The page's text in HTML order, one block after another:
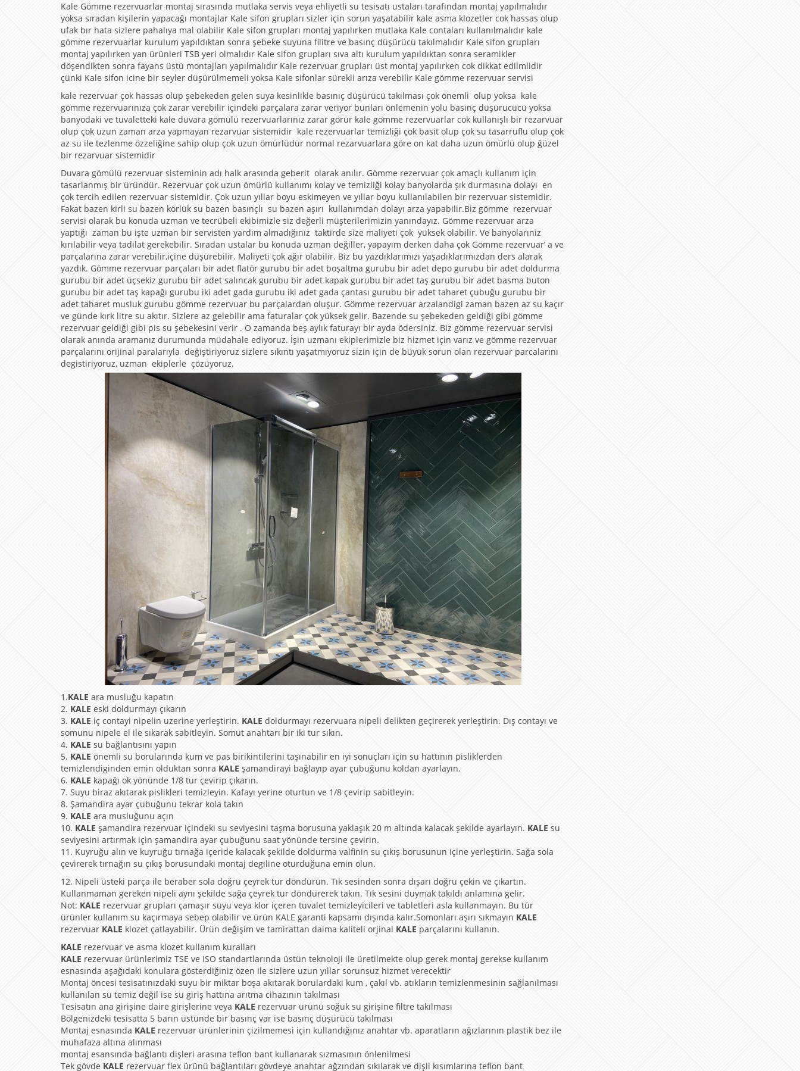
Kale Gömme rezervuarlar montaj sırasında mutlaka servis veya ehliyetli su tesisatı ustaları tarafından montaj yapılmalıdır
yoksa sıradan kişilerin yapacağı montajlar Kale sifon grupları sizler için sorun yaşatabilir kale asma klozetler cok hassas olup
ufak bır hata sizlere pahalıya mal olabilir Kale sifon grupları montaj yapılırken mutlaka Kale contaları kullanılmalıdır kale
gömme rezervuarlar kurulum yapıldıktan sonra şebeke suyuna filitre ve basınç düşürücü takılmalıdır Kale sifon grupları
montaj yapılırken yan ürünleri TSB yeri olmalıdır Kale sifon grupları sıva altı kurulum yapıldıktan sonra seramikler
döşendikten sonra fayans üstü montajları yapılmalıdır Kale rezervuar grupları üst montaj yapılırken cok dikkat edilmlidir
çünki Kale sifon icine bir seyler düşürülmemeli yoksa Kale sifonlar sürekli arıza verebilir Kale gömme rezervuar servisi
kale rezervuar çok hassas olup şebekeden gelen suya kesinlikle basınıç düşürücü takılması çok önemli olup yoksa kale
gömme rezervuarınıza çok zarar verebilir içindeki parçalara zarar veriyor bunları önlemenin yolu basınç düşürucücü yoksa
banyodaki ve tuvaletteki kale duvara gömülü rezervuarlarınız zarar görür kale gömme rezervuarlar cok kullanışlı bir rezarvuar
olup çok uzun zaman arza yapmayan rezarvuar sistemidir kale rezervuarlar temizliği çok basit olup çok su tasarruflu olup çok
az su ile tezlenme özzeliğine sahip olup çok uzun ömürlüdür normal rezarvuarlara göre on kat daha uzun ömürlü olup ğüzel
bir rezarvuar sistemidir
Duvara gömülü rezervuar sisteminin adı halk arasında geberit olarak anılır. Gömme rezervuar çok amaçlı kullanım için
tasarlanmış bir üründür. Rezervuar çok uzun ömürlü kullanımı kolay ve temizliği kolay banyolarda şık durmasına dolayı en
çok tercih edilen rezervuar sistemidir. Çok uzun yıllar boyu eskimeyen ve yıllar boyu kullanılabilen bir rezervuar sistemidir.
Fakat bazen kirli su bazen körlük su bazen basınçlı su bazen aşırı kullanımdan dolayı arza yapabilir.Biz gömme rezervuar
servisi olarak bu konuda uzman ve tecrübeli ekibimizle siz değerli müşterilerimizin yanındayız. Gömme rezervuar arza
yaptığı zaman bu işte uzman bir servisten yardım almadığınız taktirde size maliyeti çok yüksek olabilir. Ve banyolarıniz
kırılabilir veya tadilat gerekebilir. Sıradan ustalar bu konuda uzman değiller, yapayım derken daha çok Gömme rezervuar’ a ve
parçalarına zarar verebilir,içine düşürebilir. Maliyeti çok ağır olabilir. Biz bu yazdıklarımızı yaşadıklarımızdan ders alarak
yazdık. Gömme rezervuar parçaları bir adet flatör gurubu bir adet boşaltma gurubu bir adet depo gurubu bir adet doldurma
gurubu bir adet üçsekiz gurubu bir adet salıncak gurubu bir adet kapak gurubu bir adet taş gurubu bir adet basma buton
gurubu bir adet taş kapağı gurubu iki adet gada gurubu iki adet gada çantası gurubu bir adet taharet çubuğu gurubu bir
adet taharet musluk gurubu gömme rezervuar bu parçalardan oluşur. Gömme rezervuar arzalandigi zaman bazen az su kaçır
ve günde kırk litre su akıtır. Sizlere az gelebilir ama faturalar çok yüksek gelir. Bazende su şebekeden geldiği gibi gömme
rezervuar geldiği gibi pis su şebekesini verir . O zamanda beş aylık faturayı bir ayda ödersiniz. Biz gömme rezervuar servisi
olarak anında aramanız durumunda müdahale ediyoruz. İşin uzmanı ekiplerimizle biz hizmet için varız ve gömme rezervuar
parçalarını orijinal paralarıyla değiştiriyoruz sizlere sıkıntı yaşatmıyoruz sizin için de büyük sorun olan rezervuar parcalarını
degistiriyoruz, uzman ekiplerle çözüyoruz.
1.KALE ara musluğu kapatın
2. KALE eski doldurmayı çıkarın
3. KALE iç contayi nipelin uzerine yerleştirin. KALE doldurmayı rezervuara nipeli delikten geçirerek yerleştirin. Dış contayı ve
somunu nipele el ile sıkarak sabitleyin. Somut anahtarı bir iki tur sıkın.
4. KALE su bağlantısını yapın
5. KALE önemli su borularında kum ve pas birikintilerini taşınabilir en iyi sonuçları için su hattının pisliklerden
temizlendiginden emin olduktan sonra KALE şamandirayi bağlayıp ayar çubuğunu koldan ayarlayın.
6. KALE kapağı ok yönünde 1/8 tur çevirip çıkarın.
7. Suyu biraz akıtarak pislikleri temizleyin. Kafayı yerine oturtun ve 1/8 çevirip sabitleyin.
8. Şamandira ayar çubuğunu tekrar kola takın
9. KALE ara musluğunu açın
10. KALE şamandira rezervuar içindeki su seviyesini taşma borusuna yaklaşık 20 m altında kalacak şekilde ayarlayın. KALE su
seviyesini artırmak için şamandira ayar çubuğunu saat yönünde tersine çevirin.
11. Kuyruğu alın ve kuyruğu tırnağa içeride kalacak şekilde doldurma valfinin su çıkış borusunun içine yerleştirin. Sağa sola
çevirerek tırnağın su çıkış borusundaki montaj degiline oturduğuna emin olun.
12. Nipeli üsteki parça ile beraber sola doğru çeyrek tur döndürün. Tık sesinden sonra dışarı doğru çekin ve çıkartın.
Kullanmaman gereken nipeli aynı şekilde sağa çeyrek tur döndürerek takın. Tık sesini duymak takıldı anlamına gelir.
Not: KALE rezervuar grupları çamaşır suyu veya klor içeren tuvalet temizleyicileri ve tabletleri asla kullanmayın. Bu tür
ürünler kullanım su kaçırmaya sebep olabilir ve ürün KALE garanti kapsamı dışında kalır.Somonları aşırı sıkmayın KALE
rezervuar KALE klozet çatlayabilir. Ürün değişim ve tamirattan daima kaliteli orjinal KALE parçalarını kullanın.
KALE rezervuar ve asma klozet kullanım kuralları
KALE rezervuar ürünlerimiz TSE ve ISO standartlarında üstün teknoloji ile üretilmekte olup gerek montaj gerekse kullanım
esnasında aşağıdaki konulara gösterdiğiniz özen ile sizlere uzun yıllar sorunsuz hizmet verecektir
Montaj öncesi tesisatınızdaki suyu bir miktar boşa akıtarak borulardaki kum , çakıl vb. atıkların temizlenmesinin sağlanılması
kullanılan su temiz değil ise su giriş hattına arıtma cihazının takılması
Tesisatın ana girişine daire girişlerine veya KALE rezervuar ürünü soğuk su girişine filtre takılması
Bölgenizdeki tesisatta 5 barın üstünde bir basınç var ise basınç düşürücü takılması
Montaj esnasında KALE rezervuar ürünlerinin çizilmemesi için kullandığınız anahtar vb. aparatların ağızlarının plastik bez ile
muhafaza altına alınması
montaj esansında bağlantı dişleri arasına teflon bant kullanarak sızmasının önlenilmesi
Tek gövde KALE rezervuar flex ürünü bağlantıları gövdeye anahtar ağzından sıkılarak ve dişli kısımlarına teflon bant